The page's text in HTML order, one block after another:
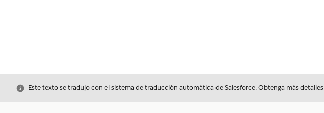
Cerrar
Este texto se tradujo con el sistema de traducción automática de Salesforce. Obtenga más detalles